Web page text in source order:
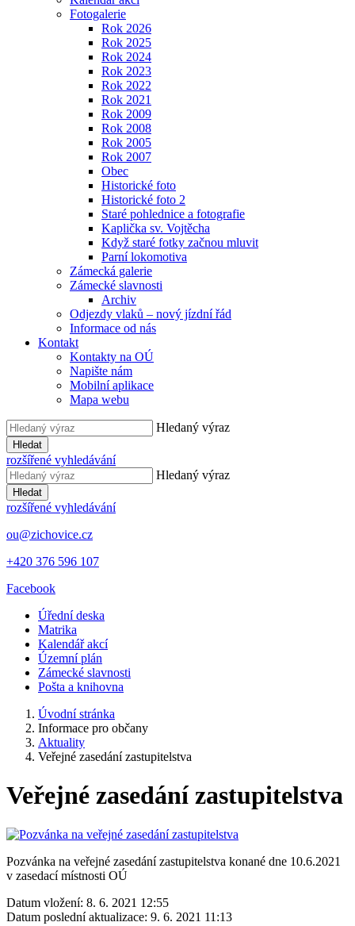
Fotogalerie
Rok 2026
Rok 2025
Rok 2024
Rok 2023
Rok 2022
Rok 2021
Rok 2009
Rok 2008
Rok 2005
Rok 2007
Obec
Historické foto
Historické foto 2
Staré pohlednice a fotografie
Kaplička sv. Vojtěcha
Když staré fotky začnou mluvit
Parní lokomotiva
Zámecká galerie
Zámecké slavnosti
Archiv
Odjezdy vlaků – nový jízdní řád
Informace od nás
Kontakt
Kontakty na OÚ
Napište nám
Mobilní aplikace
Mapa webu
Hledaný výraz
Hledat
rozšířené vyhledávání
Hledaný výraz
Hledat
rozšířené vyhledávání
ou@zichovice.cz
+420 ​​376 596 107
Facebook
Úřední deska
Matrika
Kalendář akcí
Územní plán
Zámecké slavnosti
Pošta a knihovna
Úvodní stránka
Informace pro občany
Aktuality
Veřejné zasedání zastupitelstva
Veřejné zasedání zastupitelstva
Pozvánka na veřejné zasedání zastupitelstva konané dne 10.6.2021
v zasedací místnosti OÚ
Datum vložení: 8. 6. 2021 12:55
Datum poslední aktualizace: 9. 6. 2021 11:13